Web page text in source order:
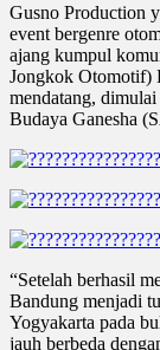
Gusno Production
event bergenre
ajang kumpul
Jongkok Otomotif)
mendatang,
Budaya Ganesha
“Setelah berhasil
Bandung menjadi
Yogyakarta pada
jauh berbeda